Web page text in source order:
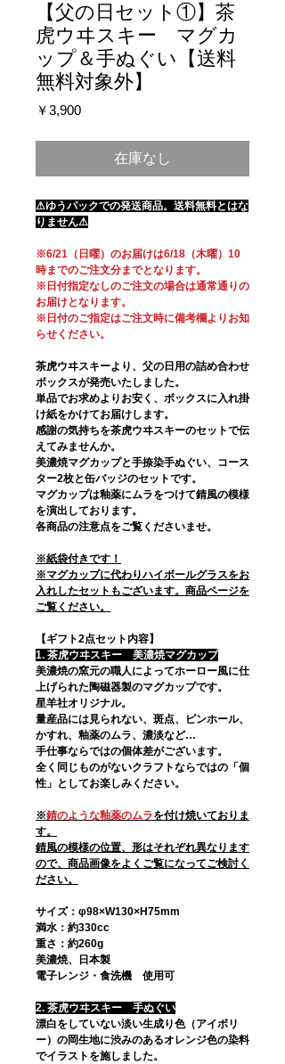
【父の日セット①】茶
虎ウヰスキー マグカ
ップ＆手ぬぐい【送料
無料対象外】
￥3,900価
在庫なし
⚠ゆうパックでの発送商品。送料無料とはな
りません⚠
※6/21（日曜）のお届けは6/18（木曜）10
時までのご注文分までとなります。
※日付指定なしのご注文の場合は通常通りの
お届けとなります。
※日付のご指定はご注文時に備考欄よりお知
らせください。
茶虎ウヰスキーより、父の日用の詰め合わせ
ボックスが発売いたしました。
単品でお求めよりお安く、ボックスに入れ掛
け紙をかけてお届けします。
感謝の気持ちを茶虎ウヰスキーのセットで伝
えてみませんか。
美濃焼マグカップと手捺染手ぬぐい、コース
ター2枚と缶バッジのセットです。
マグカップは釉薬にムラをつけて錆風の模様
を演出しております。
各商品の注意点をご覧くださいませ。
※紙袋付きです！
※マグカップに代わりハイボールグラスをお
入れしたセットもございます。商品ページを
ご覧ください。
【ギフト2点セット内容】
1. 茶虎ウヰスキー 美濃焼マグカップ
美濃焼の窯元の職人によってホーロー風に仕
上げられた陶磁器製のマグカップです。
星羊社オリジナル。
量産品には見られない、斑点、ピンホール、
かすれ、釉薬のムラ、濃淡など…
手仕事ならではの個体差がございます。
全く同じものがないクラフトならではの「個
性」としてお楽しみください。
※錆のような釉薬のムラを付け焼いておりま
す。
錆風の模様の位置、形はそれぞれ異なります
ので、商品画像をよくご覧になってご検討く
ださい。
サイズ：φ98×W130×H75mm
満水：約330cc
重さ：約260g
美濃焼、日本製
電子レンジ・食洗機 使用可
2. 茶虎ウヰスキー 手ぬぐい
漂白をしていない淡い生成り色（アイボリ
ー）の岡生地に渋みのあるオレンジ色の染料
でイラストを施しました。